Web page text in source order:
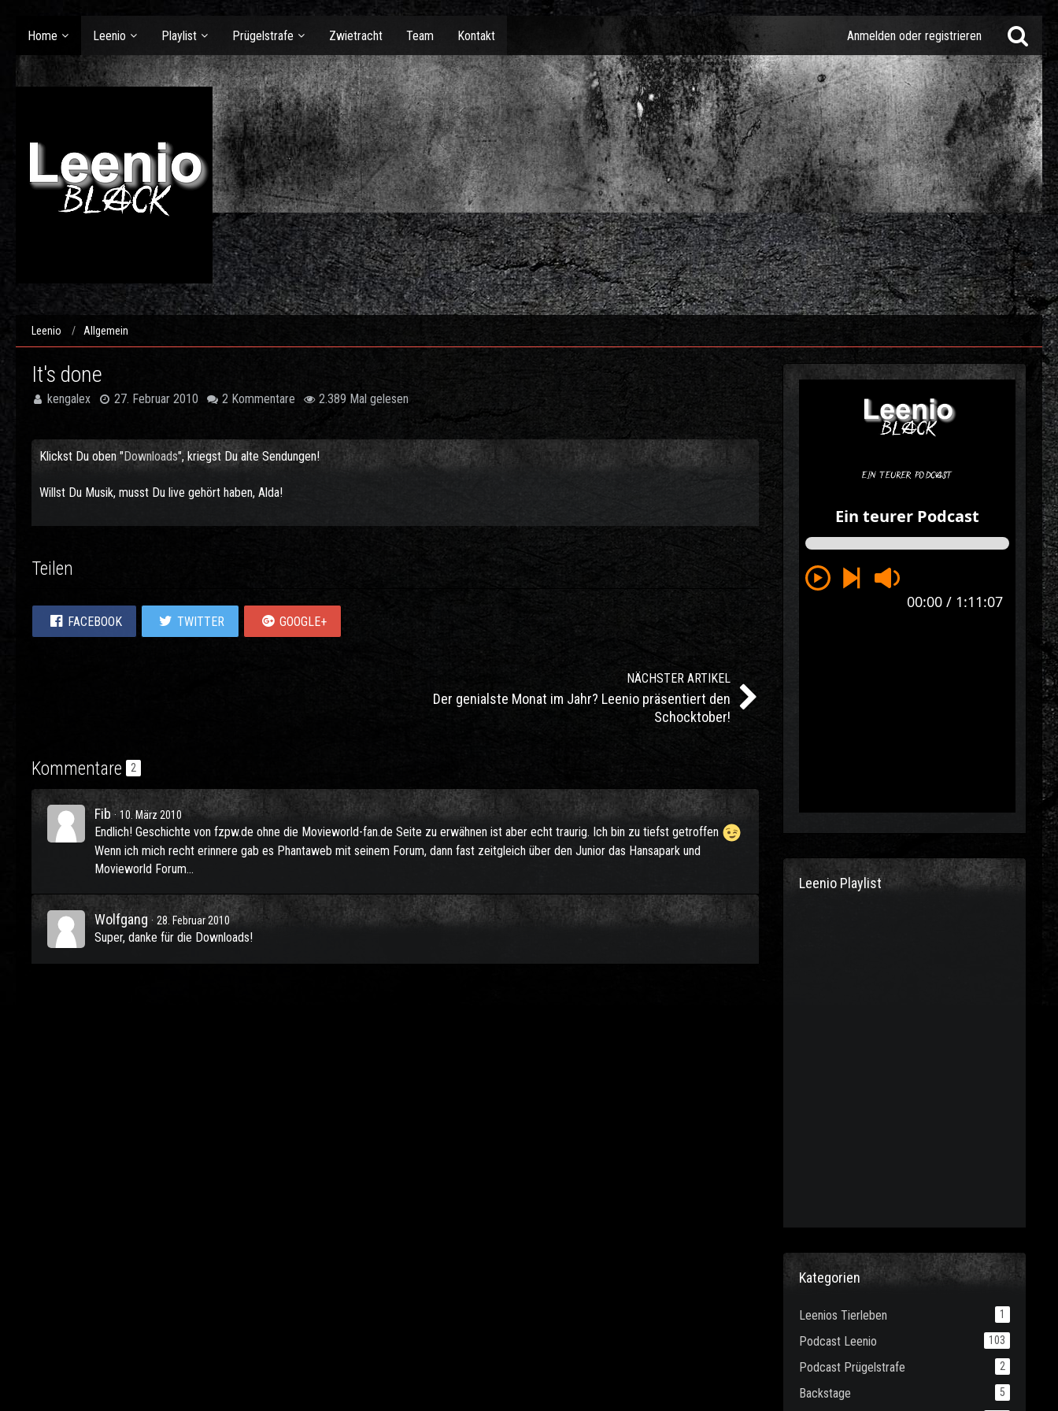
Home Leenio Playlist Prügelstrafe Zwietracht Team Kontakt Anmelden oder registrieren
Leenio Allgemein
It's done
kengalex 27. Februar 2010 2 Kommentare 2.389 Mal gelesen
Klickst Du oben "Downloads", kriegst Du alte Sendungen!
Willst Du Musik, musst Du live gehört haben, Alda!
Teilen
FACEBOOK TWITTER GOOGLE+
NÄCHSTER ARTIKEL
Der genialste Monat im Jahr? Leenio präsentiert den
Schocktober!
Kommentare 2
Fib 10. März 2010
Endlich! Geschichte von fzpw.de ohne die Movieworld-fan.de Seite zu erwähnen ist aber echt traurig. Ich bin zu tiefst getroffen
Wenn ich mich recht erinnere gab es Phantaweb mit seinem Forum, dann fast zeitgleich über den Junior das Hansapark und
Movieworld Forum...
Wolfgang 28. Februar 2010
Super, danke für die Downloads!
Leenio Playlist
Kategorien
Leenios Tierleben 1
Podcast Leenio 103
Podcast Prügelstrafe 2
Backstage 5